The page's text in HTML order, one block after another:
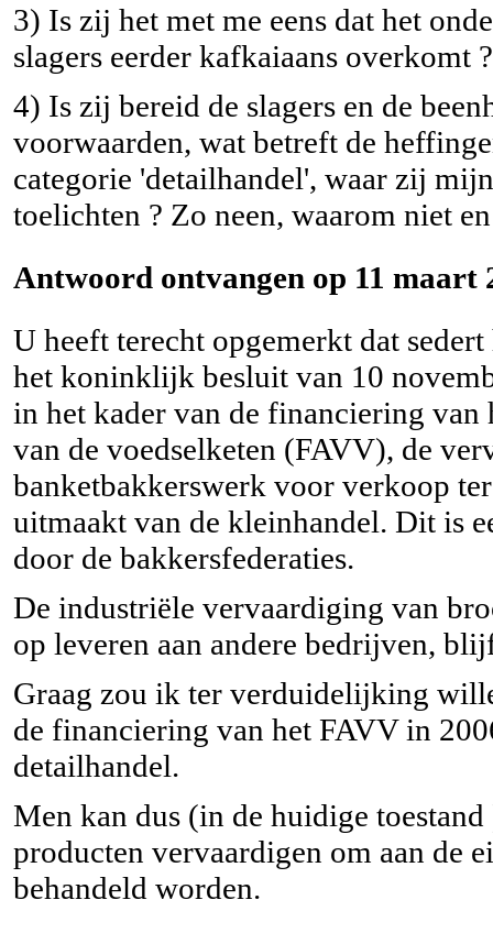
3) Is zij het met me eens dat het
slagers eerder kafkaiaans overkomt ?
4) Is zij bereid de slagers en de
voorwaarden, wat betreft de
categorie 'detailhandel', waar zij
toelichten ? Zo neen, waarom niet
Antwoord ontvangen op 11 maart
U heeft terecht opgemerkt dat
het koninklijk besluit van 10
in het kader van de financiering
van de voedselketen (FAVV), de
banketbakkerswerk voor verkoop
uitmaakt van de kleinhandel. Dit is
door de bakkersfederaties.
De industriële vervaardiging van
op leveren aan andere bedrijven,
Graag zou ik ter verduidelijking
de financiering van het FAVV in
detailhandel.
Men kan dus (in de huidige
producten vervaardigen om aan de
behandeld worden.